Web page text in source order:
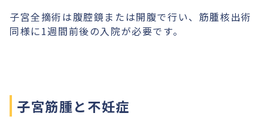
子宮全摘術は腹腔鏡または開腹で行い、筋腫核出術
同様に1週間前後の入院が必要です。
子宮筋腫と不妊症